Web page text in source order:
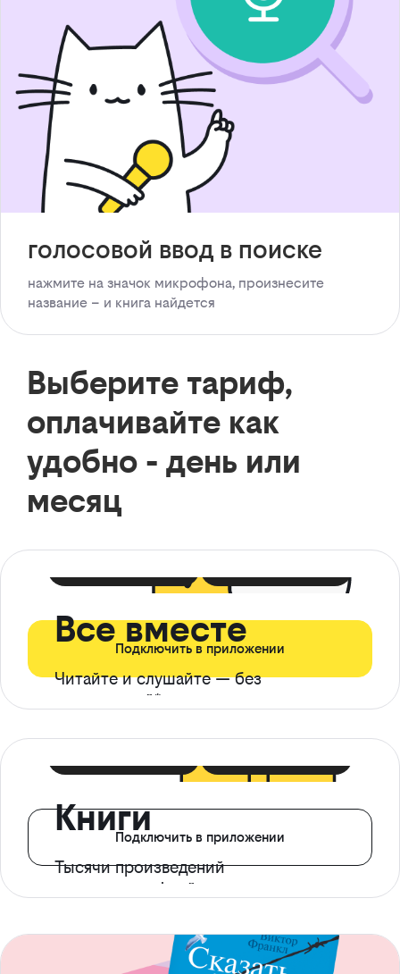
голосовой ввод в поиске
нажмите на значок микрофона, произнесите
название – и книга найдется
Выберите тариф,
оплачивайте как
удобно - день или
месяц
Все вместе
Читайте и слушайте — без
ограничений*
Подключить в приложении
Книги
Тысячи произведений
с доступом офлайн
Подключить в приложении